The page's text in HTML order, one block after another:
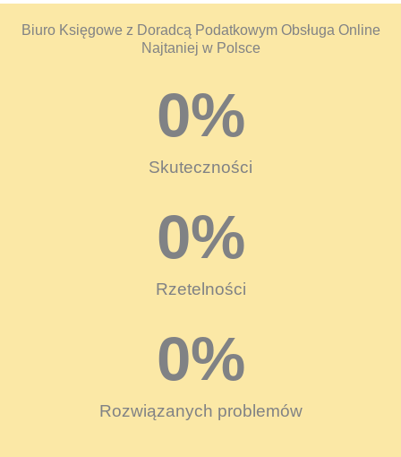
Biuro Księgowe z Doradcą Podatkowym Obsługa Online
Najtaniej w Polsce
Skuteczności
0%
Rzetelności
0%
Rozwiązanych problemów
0%